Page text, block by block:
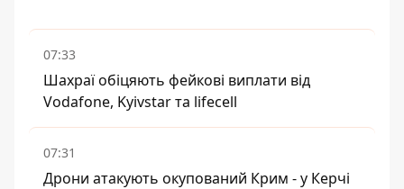
07:33
Шахраї обіцяють фейкові виплати від
Vodafone, Kyivstar та lifecell
07:31
Дрони атакують окупований Крим - у Керчі